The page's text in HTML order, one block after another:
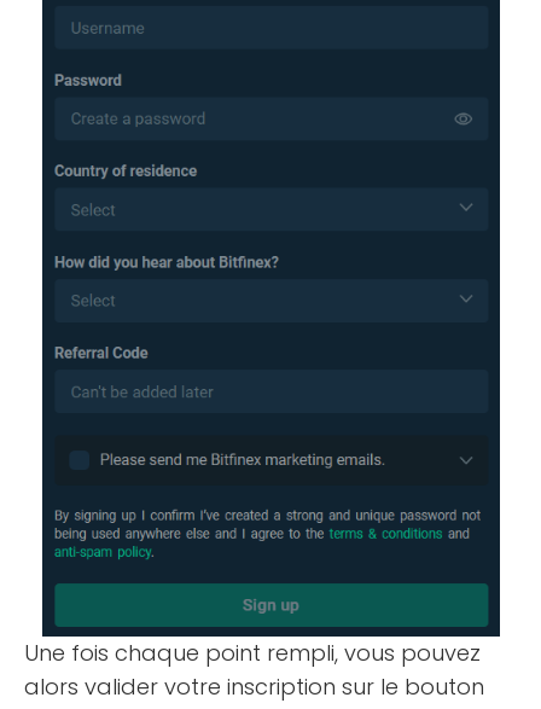
Une fois chaque point rempli, vous pouvez
alors valider votre inscription sur le bouton